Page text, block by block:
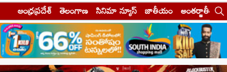
ఆంధ్రప్రదేశ్ తెలంగాణ సినిమా న్యూస్ జాతీయం అంతర్జాతీయం